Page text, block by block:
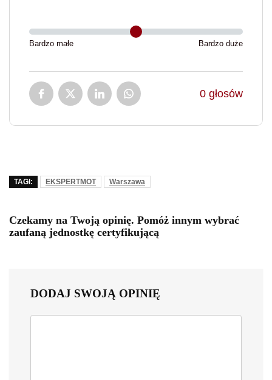
Bardzo małe Bardzo duże
0 głosów
TAGI: EKSPERTMOT Warszawa
Czekamy na Twoją opinię. Pomóż innym wybrać
zaufaną jednostkę certyfikującą
DODAJ SWOJĄ OPINIĘ